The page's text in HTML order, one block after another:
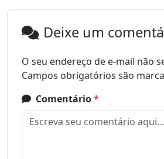
Deixe um
O seu endereço de e-mail não
Campos obrigatórios são
Comentário*